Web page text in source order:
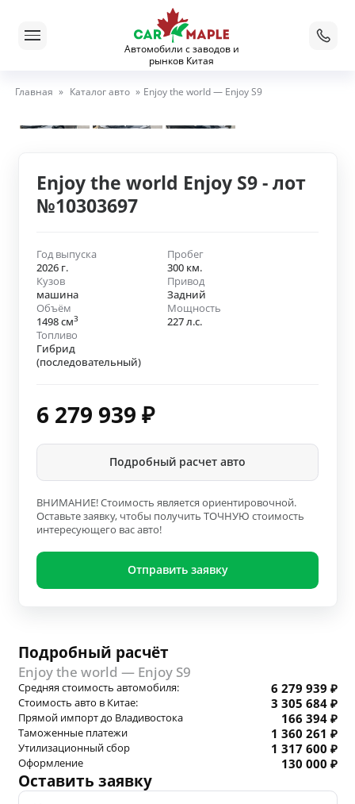
Автомобили с заводов и
рынков Китая
Главная » Каталог авто » Enjoy the world — Enjoy S9
Enjoy the world Enjoy S9 - лот
№10303697
Год выпуска
2026 г.
Пробег
300 км.
Кузов
машина
Привод
Задний
Объём
1498 см3
Мощность
227 л.с.
Топливо
Гибрид
(последовательный)
6 279 939 ₽
Подробный расчет авто
ВНИМАНИЕ! Стоимость является ориентировочной.
Оставьте заявку, чтобы получить ТОЧНУЮ стоимость
интересующего вас авто!
Отправить заявку
Подробный расчёт
Enjoy the world — Enjoy S9
Средняя стоимость автомобиля: 6 279 939 ₽
Стоимость авто в Китае: 3 305 684 ₽
Прямой импорт до Владивостока 166 394 ₽
Таможенные платежи 1 360 261 ₽
Утилизационный сбор 1 317 600 ₽
Оформление 130 000 ₽
Оставить заявку